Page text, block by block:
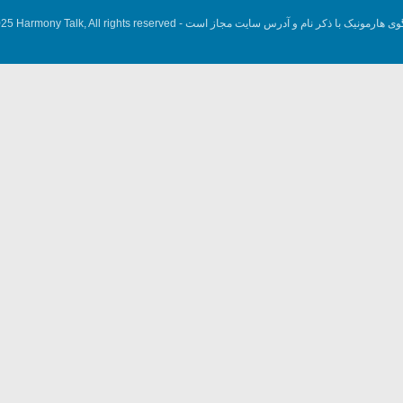
هارمونیک با ذکر نام و آدرس سایت مجاز است - Harmony Talk, All rights reserved.